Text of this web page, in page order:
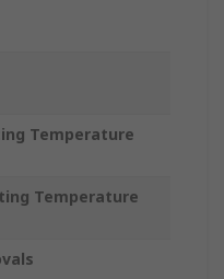
Temperature
Temperature